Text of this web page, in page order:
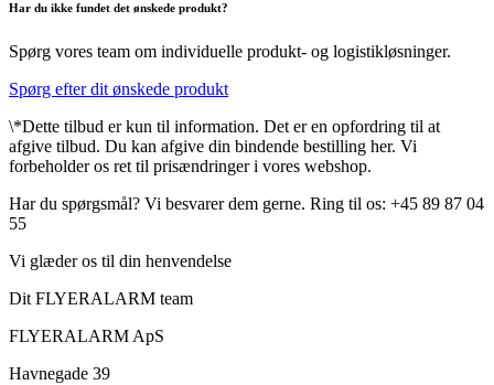
Har du ikke fundet det ønskede produkt?
Spørg vores team om individuelle produkt- og logistikløsninger.
Spørg efter dit ønskede produkt
\*Dette tilbud er kun til information. Det er en opfordring til at
afgive tilbud. Du kan afgive din bindende bestilling her. Vi
forbeholder os ret til prisændringer i vores webshop.
Har du spørgsmål? Vi besvarer dem gerne. Ring til os: +45 89 87 04
55
Vi glæder os til din henvendelse
Dit FLYERALARM team
FLYERALARM ApS
Havnegade 39